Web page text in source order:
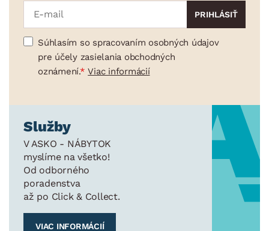
Súhlasím so spracovaním osobných údajov
pre účely zasielania obchodných
oznámení.
Viac informácií
Služby
V ASKO - NÁBYTOK
myslíme na všetko!
Od odborného
poradenstva
až po Click & Collect.
VIAC INFORMÁCIÍ